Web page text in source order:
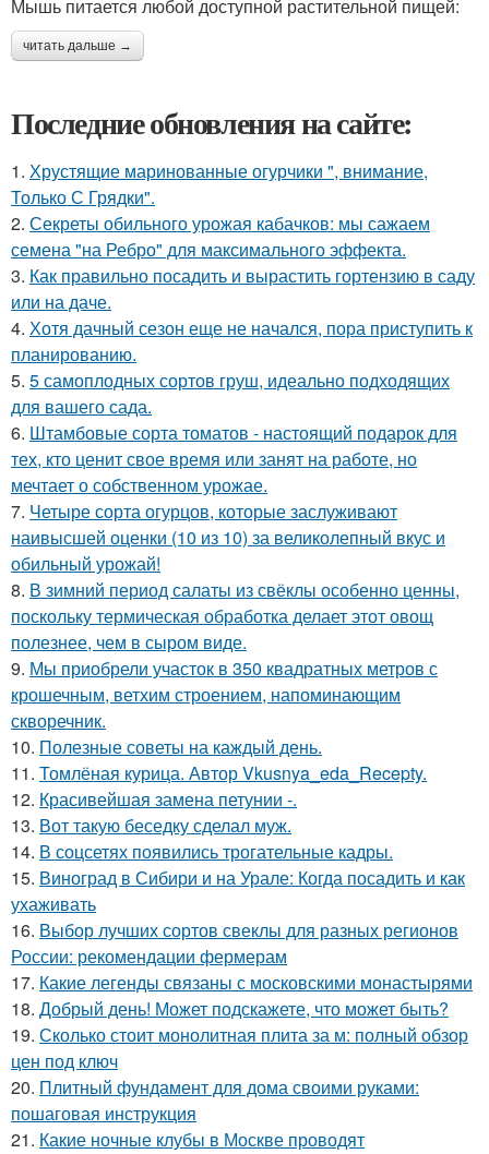
Мышь питается любой доступной растительной пищей:
читать дальше →
Последние обновления на сайте:
1. Хрустящие маринованные огурчики ", внимание,
Только С Грядки".
2. Секреты обильного урожая кабачков: мы сажаем
семена "на Ребро" для максимального эффекта.
3. Как правильно посадить и вырастить гортензию в саду
или на даче.
4. Хотя дачный сезон еще не начался, пора приступить к
планированию.
5. 5 самоплодных сортов груш, идеально подходящих
для вашего сада.
6. Штамбовые сорта томатов - настоящий подарок для
тех, кто ценит свое время или занят на работе, но
мечтает о собственном урожае.
7. Четыре сорта огурцов, которые заслуживают
наивысшей оценки (10 из 10) за великолепный вкус и
обильный урожай!
8. В зимний период салаты из свёклы особенно ценны,
поскольку термическая обработка делает этот овощ
полезнее, чем в сыром виде.
9. Мы приобрели участок в 350 квадратных метров с
крошечным, ветхим строением, напоминающим
скворечник.
10. Полезные советы на каждый день.
11. Томлёная курица. Автор Vkusnya_eda_Recepty.
12. Красивейшая замена петунии -.
13. Вот такую беседку сделал муж.
14. В соцсетях появились трогательные кадры.
15. Виноград в Сибири и на Урале: Когда посадить и как
ухаживать
16. Выбор лучших сортов свеклы для разных регионов
России: рекомендации фермерам
17. Какие легенды связаны с московскими монастырями
18. Добрый день! Может подскажете, что может быть?
19. Сколько стоит монолитная плита за м: полный обзор
цен под ключ
20. Плитный фундамент для дома своими руками:
пошаговая инструкция
21. Какие ночные клубы в Москве проводят